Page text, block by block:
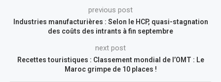
previous post
Industries manufacturières : Selon le HCP, quasi-stagnation
des coûts des intrants à fin septembre
next post
Recettes touristiques : Classement mondial de l’OMT : Le
Maroc grimpe de 10 places !